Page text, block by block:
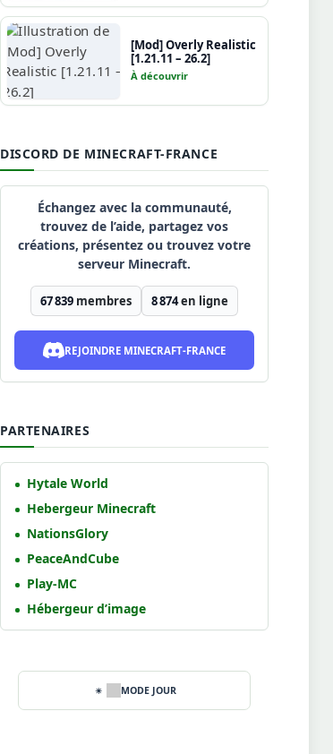
[Mod] Overly Realistic
[1.21.11 – 26.2]
À découvrir
DISCORD DE MINECRAFT-FRANCE
Échangez avec la communauté,
trouvez de l’aide, partagez vos
créations, présentez ou trouvez votre
serveur Minecraft.
67 839 membres 8 874en ligne
REJOINDRE MINECRAFT-FRANCE
PARTENAIRES
Hytale World
Hebergeur Minecraft
NationsGlory
PeaceAndCube
Play-MC
Hébergeur d’image
MODE JOUR